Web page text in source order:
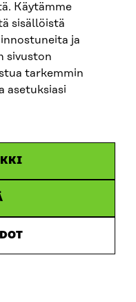
Käytämme
sisällöistä
ja
sivuston
tarkemmin
asetuksiasi